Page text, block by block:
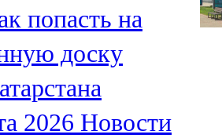
попасть на
доску
2026 Новости